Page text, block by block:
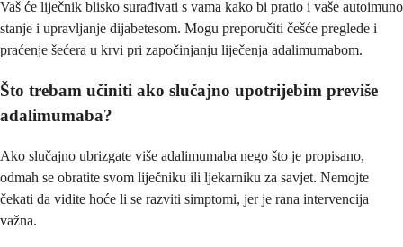
Vaš će liječnik blisko surađivati s vama kako bi pratio i vaše autoimuno
stanje i upravljanje dijabetesom. Mogu preporučiti češće preglede i
praćenje šećera u krvi pri započinjanju liječenja adalimumabom.
Što trebam učiniti ako slučajno upotrijebim previše
adalimumaba?
Ako slučajno ubrizgate više adalimumaba nego što je propisano,
odmah se obratite svom liječniku ili ljekarniku za savjet. Nemojte
čekati da vidite hoće li se razviti simptomi, jer je rana intervencija
važna.